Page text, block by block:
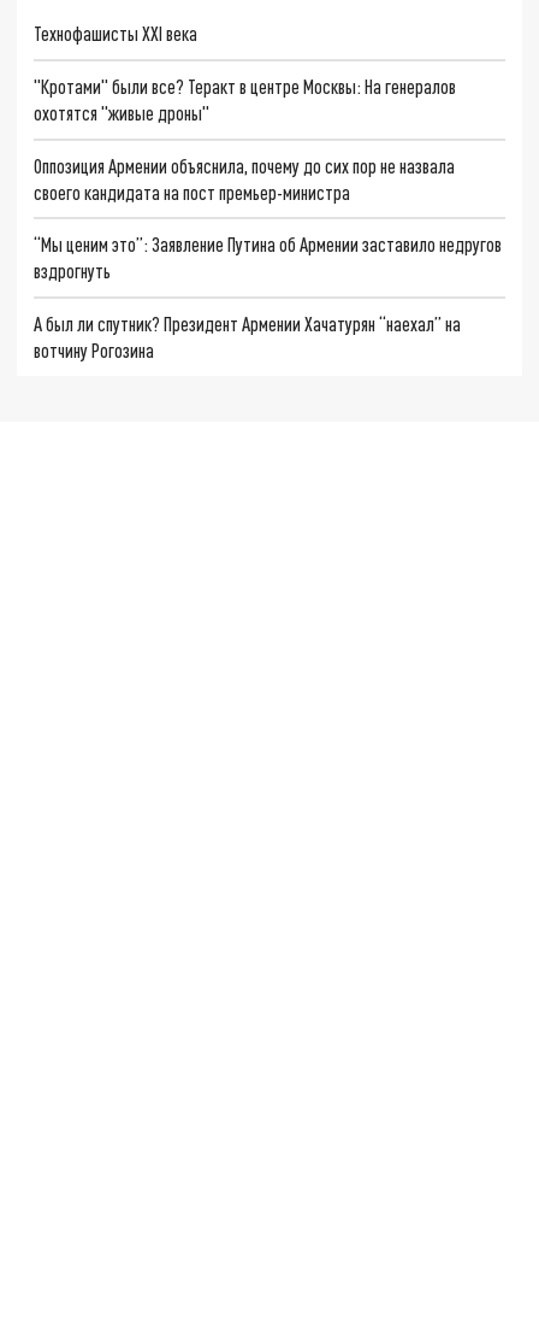
Технофашисты XXI века
"Кротами" были все? Теракт в центре Москвы: На генералов
охотятся "живые дроны"
Оппозиция Армении объяснила, почему до сих пор не назвала
своего кандидата на пост премьер-министра
“Мы ценим это”: Заявление Путина об Армении заставило недругов
вздрогнуть
А был ли спутник? Президент Армении Хачатурян “наехал” на
вотчину Рогозина